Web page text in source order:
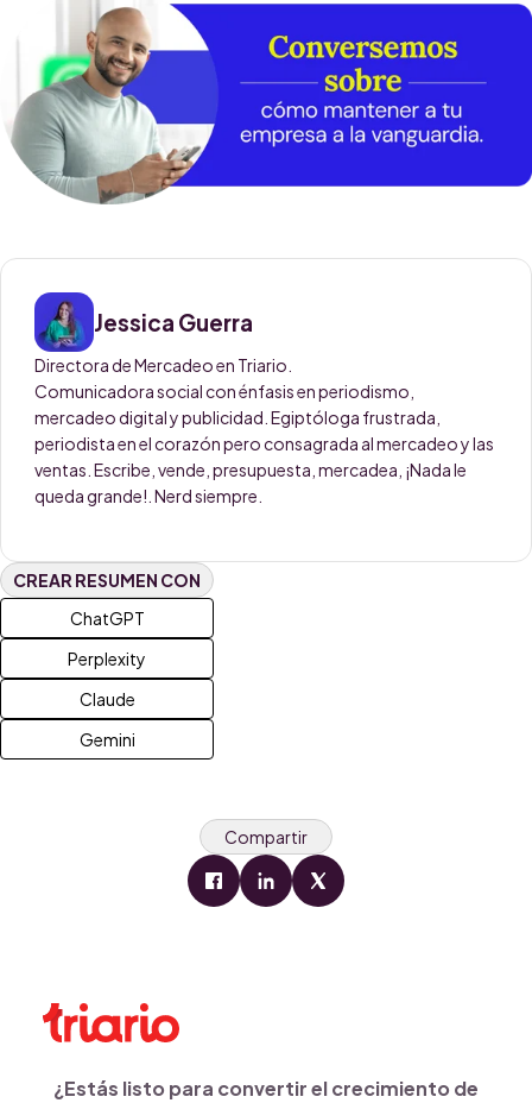
Jessica Guerra
Directora de Mercadeo en Triario.
Comunicadora social con énfasis en periodismo,
mercadeo digital y publicidad. Egiptóloga frustrada,
periodista en el corazón pero consagrada al mercadeo y las
ventas. Escribe, vende, presupuesta, mercadea, ¡Nada le
queda grande!. Nerd siempre.
CREAR RESUMEN CON
ChatGPT
Perplexity
Claude
Gemini
Compartir
¿Estás listo para convertir el crecimiento de